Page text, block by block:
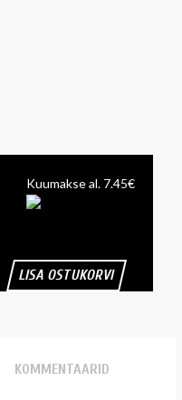
Kuumakse al. 7.45€
LISA OSTUKORVI
KOMMENTAARID